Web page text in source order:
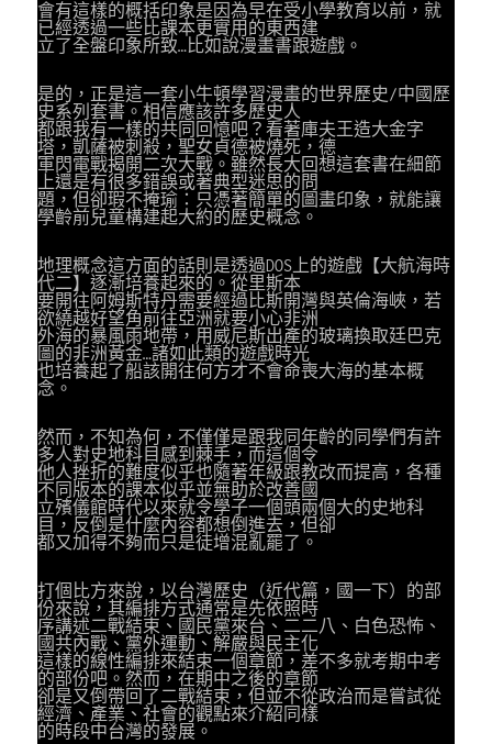
會有這樣的概括印象是因為早在受小學教育以前，就
已經透過一些比課本更實用的東西建
立了全盤印象所致…比如說漫畫書跟遊戲。
是的，正是這一套小牛頓學習漫畫的世界歷史/中國歷
史系列套書。相信應該許多歷史人
都跟我有一樣的共同回憶吧？看著庫夫王造大金字
塔，凱薩被刺殺，聖女貞德被燒死，德
軍閃電戰揭開二次大戰。雖然長大回想這套書在細節
上還是有很多錯誤或著典型迷思的問
題，但卻瑕不掩瑜：只憑著簡單的圖畫印象，就能讓
學齡前兒童構建起大約的歷史概念。
地理概念這方面的話則是透過DOS上的遊戲【大航海時
代二】逐漸培養起來的。從里斯本
要開往阿姆斯特丹需要經過比斯開灣與英倫海峽，若
欲繞越好望角前往亞洲就要小心非洲
外海的暴風雨地帶，用威尼斯出產的玻璃換取廷巴克
圖的非洲黃金…諸如此類的遊戲時光
也培養起了船該開往何方才不會命喪大海的基本概
念。
然而，不知為何，不僅僅是跟我同年齡的同學們有許
多人對史地科目感到棘手，而這個令
他人挫折的難度似乎也隨著年級跟教改而提高，各種
不同版本的課本似乎並無助於改善國
立殯儀館時代以來就令學子一個頭兩個大的史地科
目，反倒是什麼內容都想倒進去，但卻
都又加得不夠而只是徒增混亂罷了。
打個比方來說，以台灣歷史（近代篇，國一下）的部
份來說，其編排方式通常是先依照時
序講述二戰結束、國民黨來台、二二八、白色恐怖、
國共內戰、黨外運動、解嚴與民主化
這樣的線性編排來結束一個章節，差不多就考期中考
的部份吧。然而，在期中之後的章節
卻是又倒帶回了二戰結束，但並不從政治而是嘗試從
經濟、產業、社會的觀點來介紹同樣
的時段中台灣的發展。